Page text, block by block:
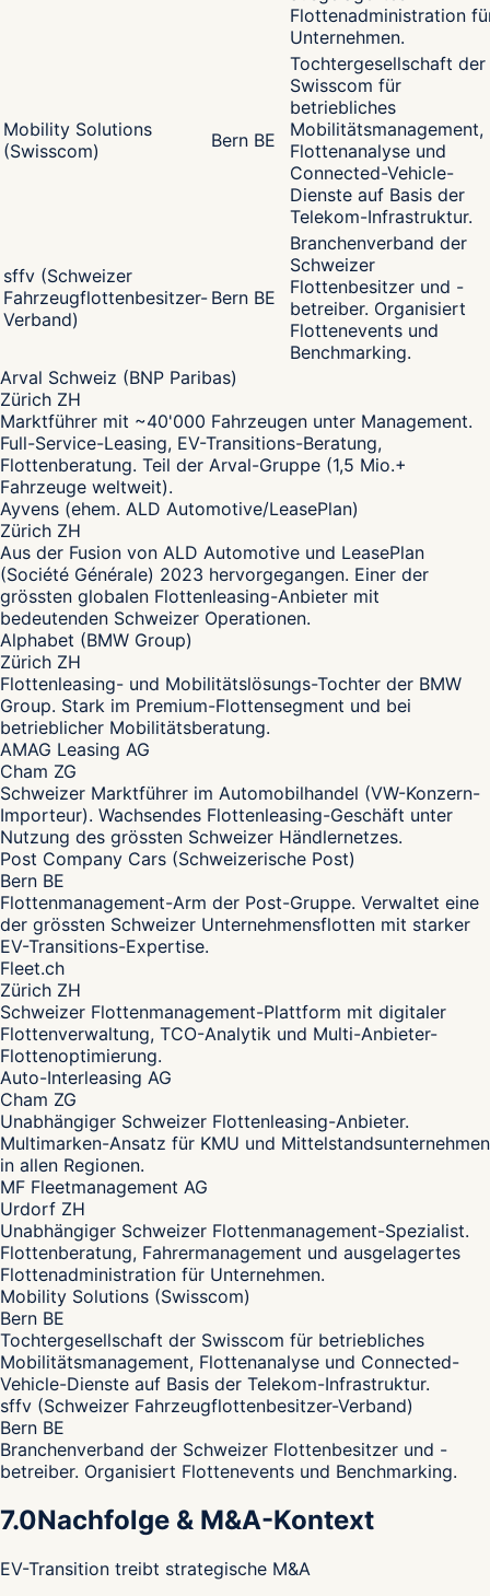
Flottenadministration
Unternehmen.
Mobility Solutions
(Swisscom)
Bern BE
Tochtergesellschaft der
Swisscom für
betriebliches
Mobilitätsmanagement,
Flottenanalyse und
Connected-Vehicle-
Dienste auf Basis der
Telekom-Infrastruktur.
sffv (Schweizer
Fahrzeugflottenbesitzer-
Verband)
Bern BE
Branchenverband der
Schweizer
Flottenbesitzer und -
betreiber. Organisiert
Flottenevents und
Benchmarking.
Arval Schweiz (BNP Paribas)
Zürich ZH
Marktführer mit ~40'000 Fahrzeugen unter Management.
Full-Service-Leasing, EV-Transitions-Beratung,
Flottenberatung. Teil der Arval-Gruppe (1,5 Mio.+
Fahrzeuge weltweit).
Ayvens (ehem. ALD Automotive/LeasePlan)
Zürich ZH
Aus der Fusion von ALD Automotive und LeasePlan
(Société Générale) 2023 hervorgegangen. Einer der
grössten globalen Flottenleasing-Anbieter mit
bedeutenden Schweizer Operationen.
Alphabet (BMW Group)
Zürich ZH
Flottenleasing- und Mobilitätslösungs-Tochter der BMW
Group. Stark im Premium-Flottensegment und bei
betrieblicher Mobilitätsberatung.
AMAG Leasing AG
Cham ZG
Schweizer Marktführer im Automobilhandel (VW-Konzern-
Importeur). Wachsendes Flottenleasing-Geschäft unter
Nutzung des grössten Schweizer Händlernetzes.
Post Company Cars (Schweizerische Post)
Bern BE
Flottenmanagement-Arm der Post-Gruppe. Verwaltet eine
der grössten Schweizer Unternehmensflotten mit starker
EV-Transitions-Expertise.
Fleet.ch
Zürich ZH
Schweizer Flottenmanagement-Plattform mit digitaler
Flottenverwaltung, TCO-Analytik und Multi-Anbieter-
Flottenoptimierung.
Auto-Interleasing AG
Cham ZG
Unabhängiger Schweizer Flottenleasing-Anbieter.
Multimarken-Ansatz für KMU und Mittelstandsunternehmen
in allen Regionen.
MF Fleetmanagement AG
Urdorf ZH
Unabhängiger Schweizer Flottenmanagement-Spezialist.
Flottenberatung, Fahrermanagement und ausgelagertes
Flottenadministration für Unternehmen.
Mobility Solutions (Swisscom)
Bern BE
Tochtergesellschaft der Swisscom für betriebliches
Mobilitätsmanagement, Flottenanalyse und Connected-
Vehicle-Dienste auf Basis der Telekom-Infrastruktur.
sffv (Schweizer Fahrzeugflottenbesitzer-Verband)
Bern BE
Branchenverband der Schweizer Flottenbesitzer und -
betreiber. Organisiert Flottenevents und Benchmarking.
7.0Nachfolge & M&A-Kontext
EV-Transition treibt strategische M&A